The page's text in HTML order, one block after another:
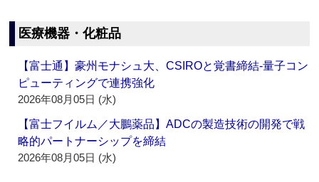
医療機器・化粧品
【富士通】豪州モナシュ大、CSIROと覚書締結‐量子コン
ピューティングで連携強化
2026年08月05日 (水)
【富士フイルム／大鵬薬品】ADCの製造技術の開発で戦
略的パートナーシップを締結
2026年08月05日 (水)